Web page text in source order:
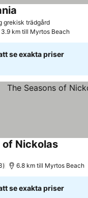
grekisk trädgårdSe priser
3.9 km till Myrtos Beach
se exakta priser
of NickolasSe priser
6.8 km till Myrtos Beach
se exakta priser